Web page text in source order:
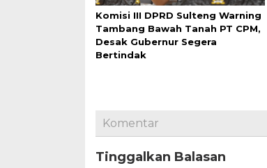
Komisi III DPRD Sulteng Warning
Tambang Bawah Tanah PT CPM,
Desak Gubernur Segera
Bertindak
Komentar
Tinggalkan Balasan